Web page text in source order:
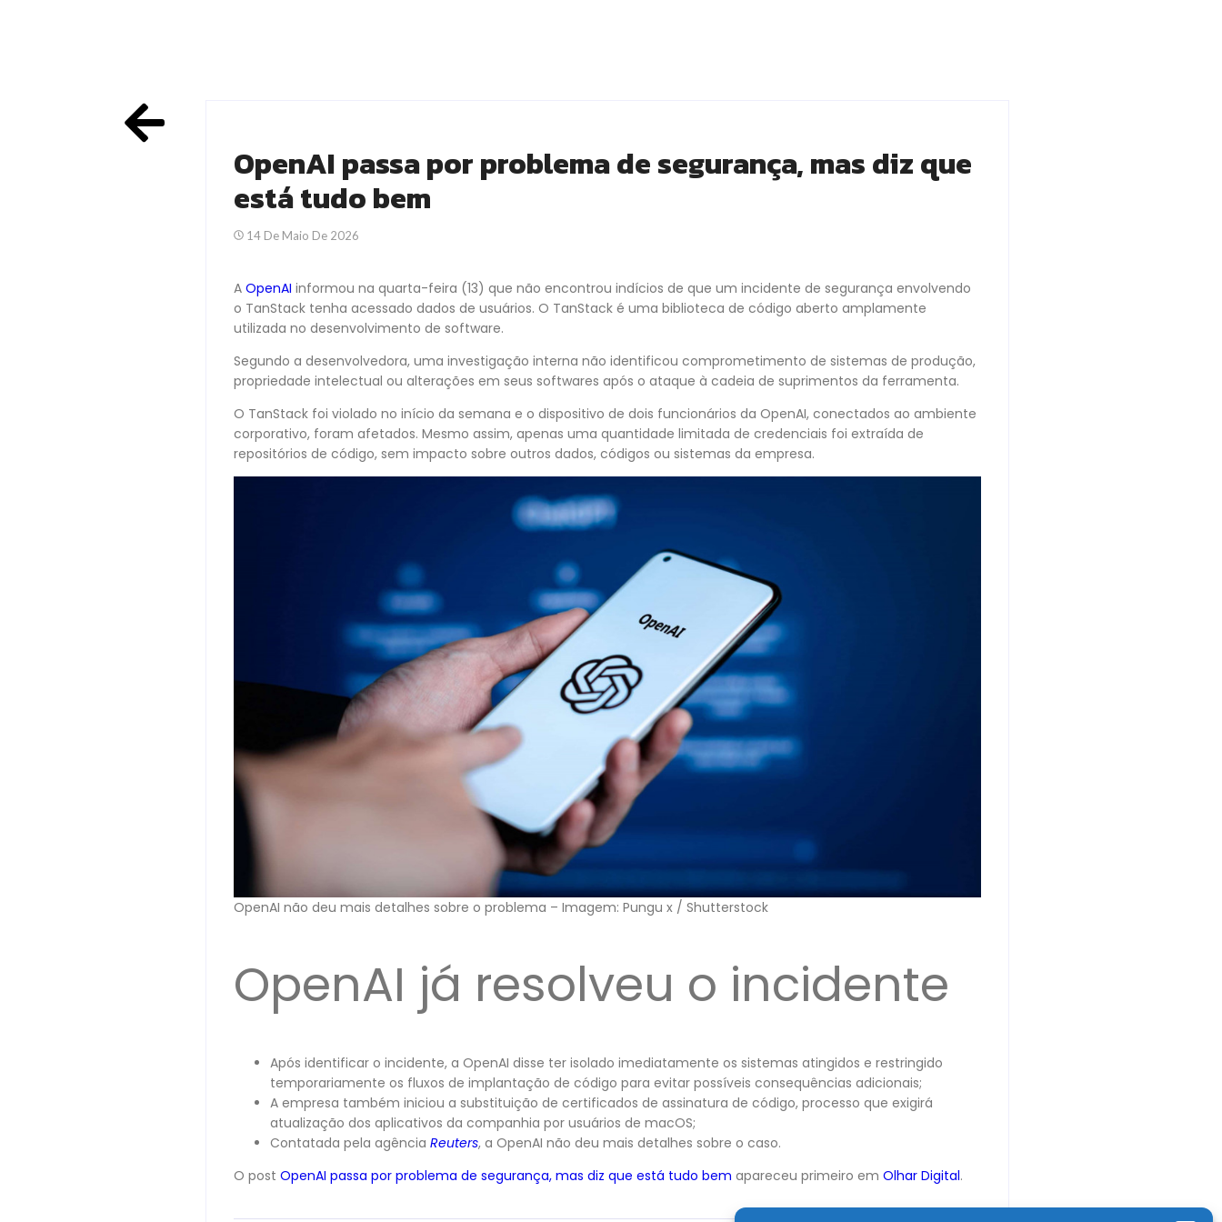
OpenAI passa por problema de segurança, mas diz que
está tudo bem
14 De Maio De 2026
A OpenAI informou na quarta-feira (13) que não encontrou indícios de que um incidente de segurança envolvendo
o TanStack tenha acessado dados de usuários. O TanStack é uma biblioteca de código aberto amplamente
utilizada no desenvolvimento de software.
Segundo a desenvolvedora, uma investigação interna não identificou comprometimento de sistemas de produção,
propriedade intelectual ou alterações em seus softwares após o ataque à cadeia de suprimentos da ferramenta.
O TanStack foi violado no início da semana e o dispositivo de dois funcionários da OpenAI, conectados ao ambiente
corporativo, foram afetados. Mesmo assim, apenas uma quantidade limitada de credenciais foi extraída de
repositórios de código, sem impacto sobre outros dados, códigos ou sistemas da empresa.
OpenAI não deu mais detalhes sobre o problema – Imagem: Pungu x / Shutterstock
OpenAI já resolveu o incidente
Após identificar o incidente, a OpenAI disse ter isolado imediatamente os sistemas atingidos e restringido
temporariamente os fluxos de implantação de código para evitar possíveis consequências adicionais;
A empresa também iniciou a substituição de certificados de assinatura de código, processo que exigirá
atualização dos aplicativos da companhia por usuários de macOS;
Contatada pela agência Reuters, a OpenAI não deu mais detalhes sobre o caso.
O post OpenAI passa por problema de segurança, mas diz que está tudo bem apareceu primeiro em Olhar Digital.